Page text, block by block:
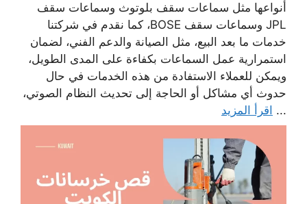
أنواعها مثل سماعات سقف بلوتوث وسماعات سقف
JPL وسماعات سقف BOSE، كما نقدم في شركتنا
خدمات ما بعد البيع، مثل الصيانة والدعم الفني، لضمان
استمرارية عمل السماعات بكفاءة على المدى الطويل،
ويمكن للعملاء الاستفادة من هذه الخدمات في حال
حدوث أي مشاكل أو الحاجة إلى تحديث النظام الصوتي،
... اقرأ المزيد